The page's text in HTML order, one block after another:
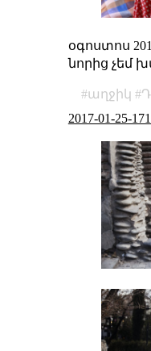
օգոստոս
նորից չեմ
աղջիկ
2017-01-25-